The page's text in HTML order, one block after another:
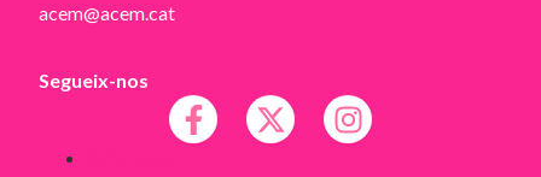
acem@acem.cat
Segueix-nos